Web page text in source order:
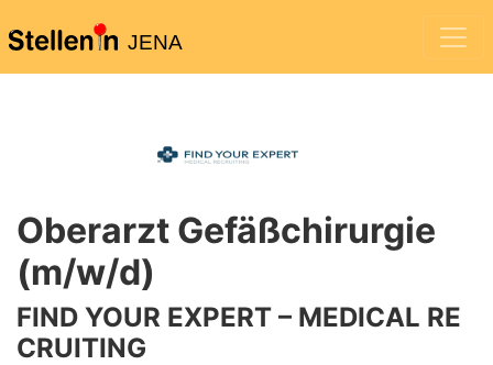
JENA
Oberarzt Gefäßchirurgie
(m/w/d)
FIND YOUR EXPERT – MEDICAL RE
CRUITING